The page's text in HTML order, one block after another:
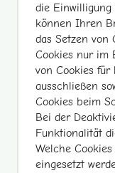
die Einwilligung
können Ihren
das Setzen von
Cookies nur im
von Cookies für
ausschließen
Cookies beim
Bei der
Funktionalität
Welche
eingesetzt